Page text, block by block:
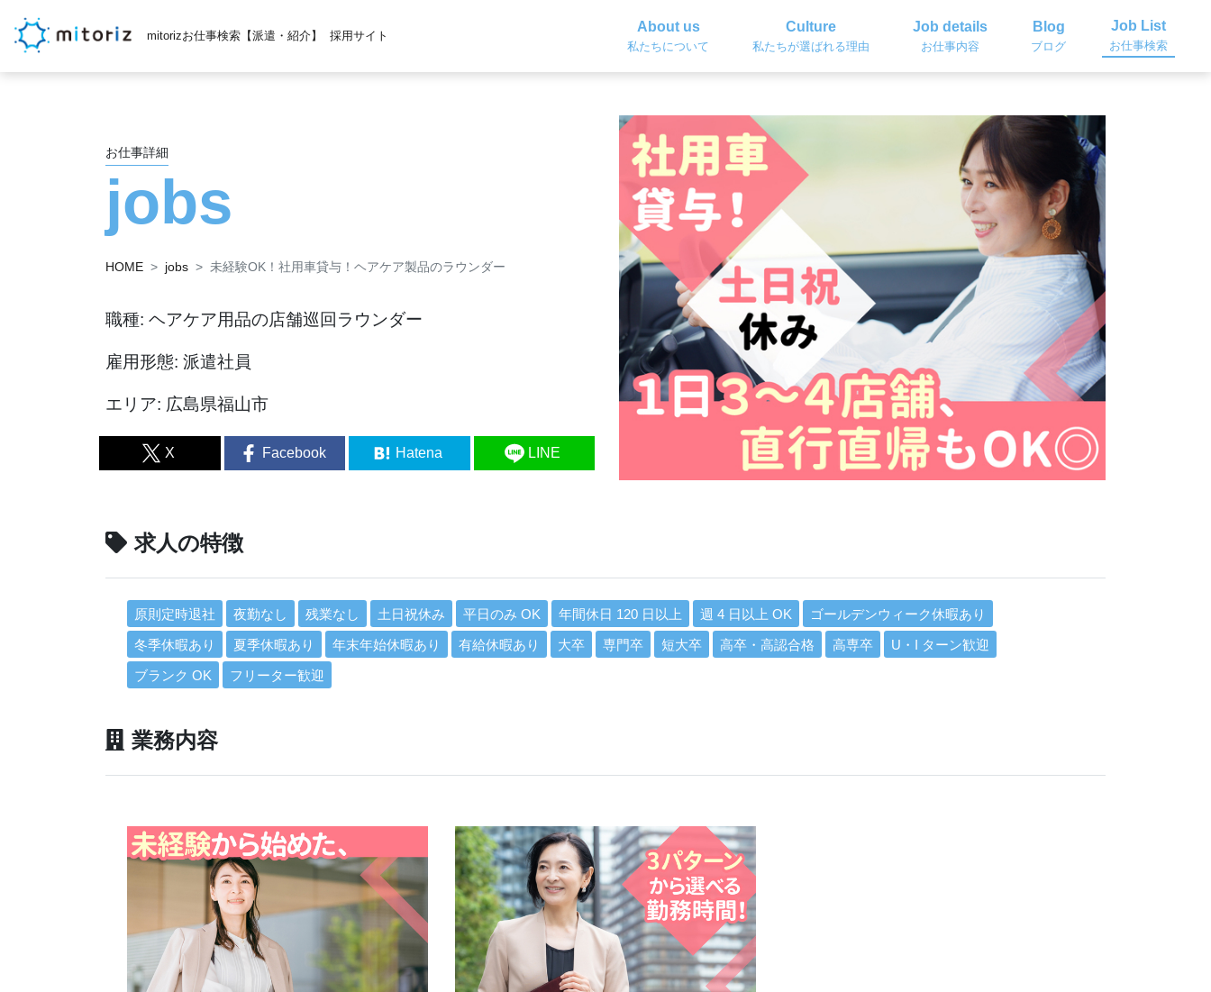
mitorizお仕事検索【派遣・紹介】 採用サイト
About us
私たちについて
Culture
私たちが選ばれる理由
Job details
お仕事内容
Blog
ブログ
Job List
お仕事検索
お仕事詳細
jobs
HOME jobs 未経験OK！社用車貸与！ヘアケア製品のラウンダー
職種: ヘアケア用品の店舗巡回ラウンダー
雇用形態: 派遣社員
エリア: 広島県福山市
X Facebook Hatena LINE
求人の特徴
原則定時退社 夜勤なし 残業なし 土日祝休み 平日のみ OK 年間休日 120 日以上 週 4 日以上 OK
ゴールデンウィーク休暇あり
冬季休暇あり
夏季休暇あり 年末年始休暇あり 有給休暇あり 大卒 専門卒 短大卒 高卒・高認合格 高専卒
U・I ターン歓迎
ブランク OK
フリーター歓迎
業務内容